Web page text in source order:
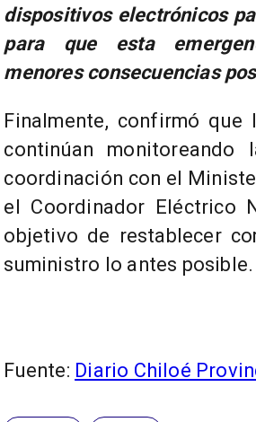
dispositivos electrónicos
para que esta
menores consecuencias
Finalmente, confirmó que
continúan monitoreando
coordinación con el
el Coordinador Eléctrico
objetivo de restablecer
suministro lo antes posible.
Fuente: Diario Chiloé